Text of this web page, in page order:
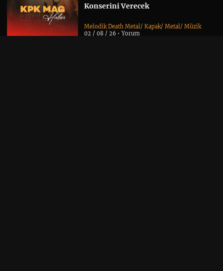
Konserini Verecek
Melodik Death Metal /Kapak/Metal /Müzik
02 / 08 / 26 •Yorum